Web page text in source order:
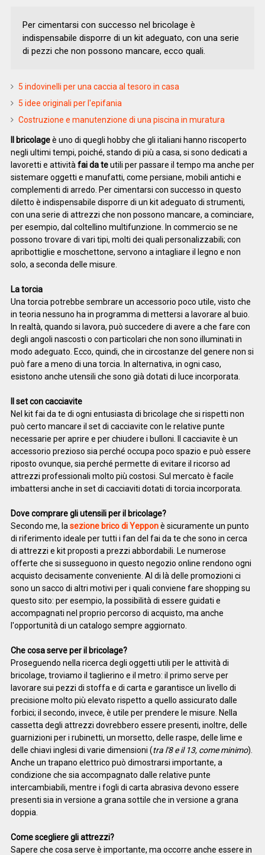
Per cimentarsi con successo nel bricolage è
indispensabile disporre di un kit adeguato, con una serie
di pezzi che non possono mancare, ecco quali.
5 indovinelli per una caccia al tesoro in casa
5 idee originali per l'epifania
Costruzione e manutenzione di una piscina in muratura
Il bricolageè uno di quegli hobby che gli italiani hanno riscoperto
negli ultimi tempi, poiché, stando di più a casa, si sono dedicati a
lavoretti e attività fai da teutili per passare il tempo ma anche per
sistemare oggetti e manufatti, come persiane, mobili antichi e
complementi di arredo. Per cimentarsi con successo in questo
diletto è indispensabile disporre di un kit adeguato di strumenti,
con una serie di attrezzi che non possono mancare, a cominciare,
per esempio, dal coltellino multifunzione. In commercio se ne
possono trovare di vari tipi, molti dei quali personalizzabili; con
apribottiglie e moschettone, servono a intagliare il legno e non
solo, a seconda delle misure.
La torcia
Una torcia potrebbe sembrare un accessorio poco utile, visto che
in teoria nessuno ha in programma di mettersi a lavorare al buio.
In realtà, quando si lavora, può succedere di avere a che fare con
degli angoli nascosti o con particolari che non sono illuminati in
modo adeguato. Ecco, quindi, che in circostanze del genere non si
può fare a meno di una torcia. In alternativa, in ogni caso,
esistono anche utensili che sono già dotati di luce incorporata.
Il set con cacciavite
Nel kit fai da te di ogni entusiasta di bricolage che si rispetti non
può certo mancare il set di cacciavite con le relative punte
necessarie per aprire e per chiudere i bulloni. Il cacciavite è un
accessorio prezioso sia perché occupa poco spazio e può essere
riposto ovunque, sia perché permette di evitare il ricorso ad
attrezzi professionali molto più costosi. Sul mercato è facile
imbattersi anche in set di cacciaviti dotati di torcia incorporata.
Dove comprare gli utensili per il bricolage?
Secondo me, la sezione brico di Yepponè sicuramente un punto
di riferimento ideale per tutti i fan del fai da te che sono in cerca
di attrezzi e kit proposti a prezzi abbordabili. Le numerose
offerte che si susseguono in questo negozio online rendono ogni
acquisto decisamente conveniente. Al di là delle promozioni ci
sono un sacco di altri motivi per i quali conviene fare shopping su
questo sito: per esempio, la possibilità di essere guidati e
accompagnati nel proprio percorso di acquisto, ma anche
l'opportunità di un catalogo sempre aggiornato.
Che cosa serve per il bricolage?
Proseguendo nella ricerca degli oggetti utili per le attività di
bricolage, troviamo il taglierino e il metro: il primo serve per
lavorare sui pezzi di stoffa e di carta e garantisce un livello di
precisione molto più elevato rispetto a quello assicurato dalle
forbici; il secondo, invece, è utile per prendere le misure. Nella
cassetta degli attrezzi dovrebbero essere presenti, inoltre, delle
guarnizioni per i rubinetti, un morsetto, delle raspe, delle lime e
delle chiavi inglesi di varie dimensioni (tra l'8 e il 13, come minimo).
Anche un trapano elettrico può dimostrarsi importante, a
condizione che sia accompagnato dalle relative punte
intercambiabili, mentre i fogli di carta abrasiva devono essere
presenti sia in versione a grana sottile che in versione a grana
doppia.
Come scegliere gli attrezzi?
Sapere che cosa serve è importante, ma occorre anche essere in